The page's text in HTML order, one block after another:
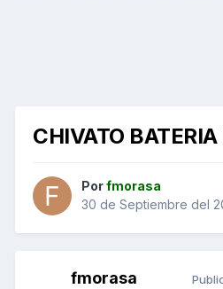
CHIVATO
Porfmorasa
30 de Septiembre del
fmorasa